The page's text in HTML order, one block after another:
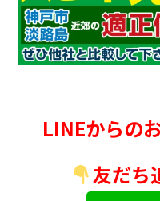
LINEからの
友だち